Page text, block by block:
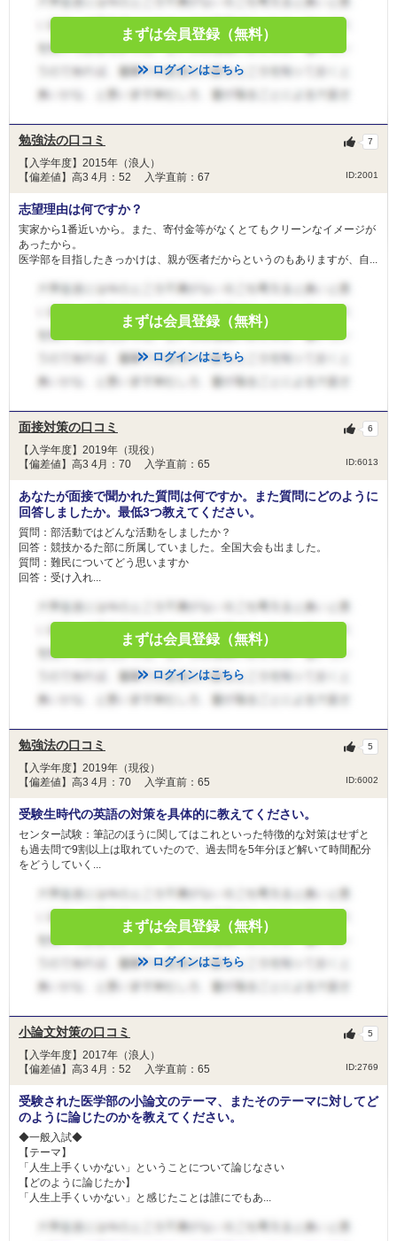
まずは会員登録（無料）
ログインはこちら
勉強法の口コミ
【入学年度】2015年（浪人）
【偏差値】高3 4月：52 入学直前：67
ID:2001
7
志望理由は何ですか？
実家から1番近いから。また、寄付金等がなくとてもクリーンなイメージが
あったから。
医学部を目指したきっかけは、親が医者だからというのもありますが、自...
まずは会員登録（無料）
ログインはこちら
面接対策の口コミ
【入学年度】2019年（現役）
【偏差値】高3 4月：70 入学直前：65
ID:6013
6
あなたが面接で聞かれた質問は何ですか。また質問にどのように
回答しましたか。最低3つ教えてください。
質問：部活動ではどんな活動をしましたか？
回答：競技かるた部に所属していました。全国大会も出ました。
質問：難民についてどう思いますか
回答：受け入れ...
まずは会員登録（無料）
ログインはこちら
勉強法の口コミ
【入学年度】2019年（現役）
【偏差値】高3 4月：70 入学直前：65
ID:6002
5
受験生時代の英語の対策を具体的に教えてください。
センター試験：筆記のほうに関してはこれといった特徴的な対策はせずと
も過去問で9割以上は取れていたので、過去問を5年分ほど解いて時間配分
をどうしていく...
まずは会員登録（無料）
ログインはこちら
小論文対策の口コミ
【入学年度】2017年（浪人）
【偏差値】高3 4月：52 入学直前：65
ID:2769
5
受験された医学部の小論文のテーマ、またそのテーマに対してど
のように論じたのかを教えてください。
◆一般入試◆
【テーマ】
「人生上手くいかない」ということについて論じなさい
【どのように論じたか】
「人生上手くいかない」と感じたことは誰にでもあ...